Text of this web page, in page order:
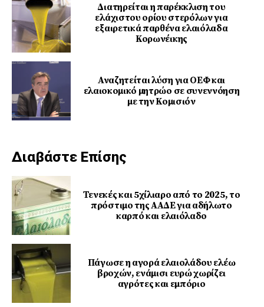
Διατηρείται η παρέκκλιση του
ελάχιστου ορίου στερόλων για
εξαιρετικά παρθένα ελαιόλαδα
Κορωνέικης
Αναζητείται λύση για ΟΕΦ και
ελαιοκομικό μητρώο σε συνεννόηση
με την Κομισιόν
Διαβάστε Επίσης
Τενεκές και 5χίλιαρο από το 2025, το
πρόστιμο της ΑΑΔΕ για αδήλωτο
καρπό και ελαιόλαδο
Πάγωσε η αγορά ελαιολάδου ελέω
βροχών, ενάμισι ευρώ χωρίζει
αγρότες και εμπόριο